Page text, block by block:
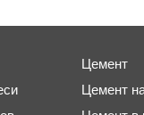
Цемент
Цемент